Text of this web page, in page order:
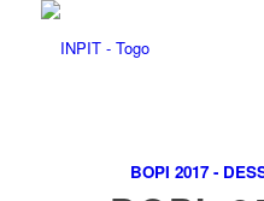
BOPI 2017 -